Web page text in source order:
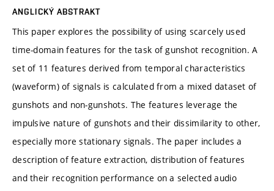
ANGLICKÝ ABSTRAKT
This paper explores the possibility of using scarcely used
time-domain features for the task of gunshot recognition. A
set of 11 features derived from temporal characteristics
(waveform) of signals is calculated from a mixed dataset of
gunshots and non-gunshots. The features leverage the
impulsive nature of gunshots and their dissimilarity to other,
especially more stationary signals. The paper includes a
description of feature extraction, distribution of features
and their recognition performance on a selected audio